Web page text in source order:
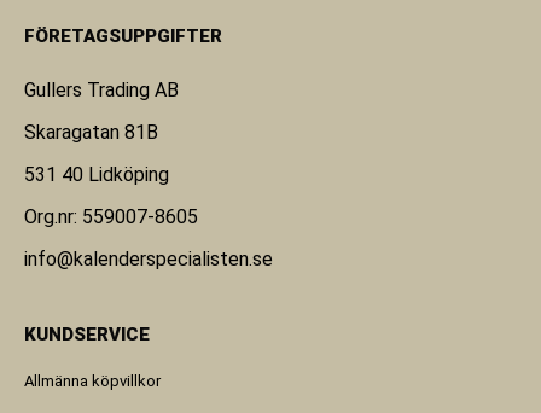
FÖRETAGSUPPGIFTER
Gullers Trading AB
Skaragatan 81B
531 40 Lidköping
Org.nr: 559007-8605
info@kalenderspecialisten.se
KUNDSERVICE
Allmänna köpvillkor